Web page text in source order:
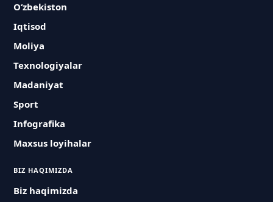
O‘zbekiston
Iqtisod
Moliya
Texnologiyalar
Madaniyat
Sport
Infografika
Maxsus loyihalar
BIZ HAQIMIZDA
Biz haqimizda